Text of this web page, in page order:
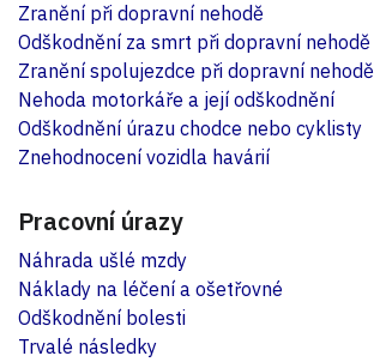
Zranění při dopravní nehodě
Odškodnění za smrt při dopravní nehodě
Zranění spolujezdce při dopravní nehodě
Nehoda motorkáře a její odškodnění
Odškodnění úrazu chodce nebo cyklisty
Znehodnocení vozidla havárií
Pracovní úrazy
Náhrada ušlé mzdy
Náklady na léčení a ošetřovné
Odškodnění bolesti
Trvalé následky